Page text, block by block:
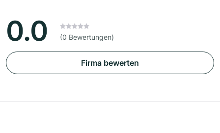
0.0 (0 Bewertungen)
Firma bewerten